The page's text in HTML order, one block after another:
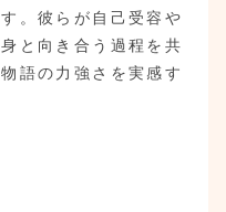
。彼らが自己受容や
と向き合う過程を共
語の力強さを実感す